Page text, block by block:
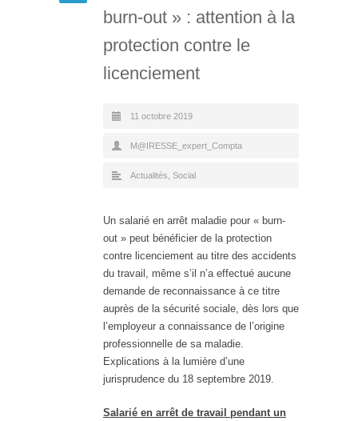
burn-out » : attention à la
protection contre le
licenciement
11 octobre 2019
M@IRESSE_expert_Compta
Actualités Social
Un salarié en arrêt maladie pour « burn-
out » peut bénéficier de la protection
contre licenciement au titre des accidents
du travail, même s’il n’a effectué aucune
demande de reconnaissance à ce titre
auprès de la sécurité sociale, dès lors que
l’employeur a connaissance de l’origine
professionnelle de sa maladie.
Explications à la lumière d’une
jurisprudence du 18 septembre 2019.
Salarié en arrêt de travail pendant un